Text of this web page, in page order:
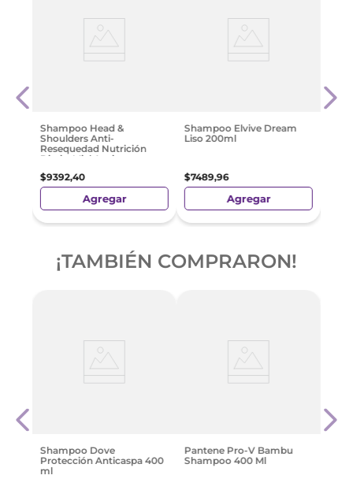
Shampoo Head &
Shoulders Anti-
Resequedad Nutrición
Diaria, Miel Aceites y
$9392,40
Agregar
Shampoo Elvive Dream
Liso 200ml
$7489,96
Agregar
ml
¡TAMBIÉN COMPRARON!
Shampoo Dove
Protección Anticaspa 400
ml
Pantene Pro-V Bambu
Shampoo 400 Ml